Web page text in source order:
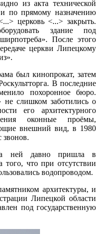
из акта технической
по прямому назначению
церковь <...> закрыть.
здание под
После этого
церкви Липецкому
был кинопрокат, затем
В последние
похоронное бюро.
не слишком заботились о
его архитектурного
оконные проёмы,
внешний вид, в 1980
звонов.
ней давно пришла в
того, что при отсутствии
водопроводом.
архитектуры, и
Липецкой области
под государственную